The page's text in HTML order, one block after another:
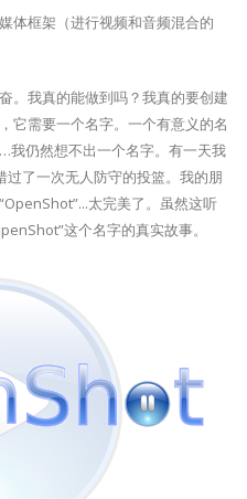
体框架（进行视频和音频混合的
。我真的能做到吗？我真的要创建
它需要一个名字。一个有意义的名
我仍然想不出一个名字。有一天我
过了一次无人防守的投篮。我的朋
太完美了。虽然这听
这个名字的真实故事。